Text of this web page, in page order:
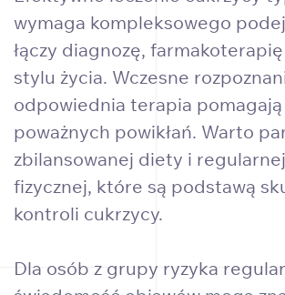
wymaga kompleksowego
łączy diagnozę,
stylu życia. Wczesne
odpowiednia terapia
poważnych powikłań. Warto
zbilansowanej diety i
fizycznej, które są podstawą
kontroli cukrzycy.
Dla osób z grupy ryzyka